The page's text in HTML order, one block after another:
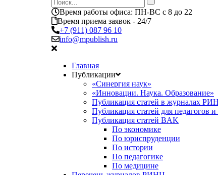
Время работы офиса: ПН-ВС с 8 до 22
Время приема заявок - 24/7
+7 (911) 087 96 10
info@mpublish.ru
Главная
Публикации
«Синергия наук»
«Инновации. Наука. Образование»
Публикация статей в журналах
Публикация статей для педагогов и
Публикация статей BAK
По экономике
По юриспруденции
По истории
По педагогике
По медицине